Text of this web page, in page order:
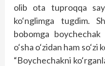
olib ota tuproqqa
ko‘nglimga tugdim.
bobomga
o‘sha o‘zidan ham
“Boychechakni